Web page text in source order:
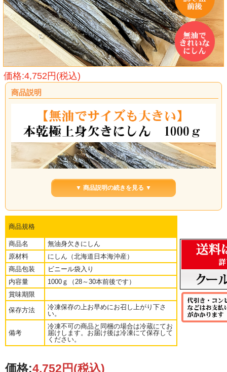
価格:4,752円(税込)
商品説明
■希少品となった本乾の無油身欠きにしんです。
■1本のサイズは約25ｃｍ前後と綺麗で大きなにしんです。
■保存方法：冷凍保存の上お早めにお召し上がり下さい。
▼ 商品説明の続きを見る ▼
商品規格
商品名
無油身欠きにしん
原材料
にしん（北海道日本海沖産）
商品包装
ビニール袋入り
内容量
1000ｇ（28～30本前後です）
賞味期限
保存方法
冷凍保存の上お早めにお召し上がり下さ
い。
備考
冷凍不可の商品と同梱の場合は冷蔵にてお
届けします。お届け後は冷凍にて保存して
ください。
価格:4,752円(税込)